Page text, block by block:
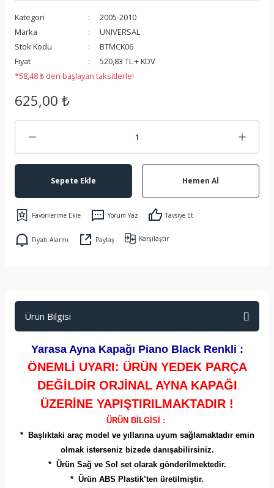
Kategori
2005-2010
Marka
UNIVERSAL
Stok Kodu
BTMCK06
Fiyat
520,83 TL + KDV
*58,48 ₺ den başlayan taksitlerle!
625,00 ₺
Sepete Ekle Hemen Al
Yorum Yaz Tavsiye Et
Fiyatı Alarmı Paylaş Karşılaştır
Ürün Bilgisi
Yarasa Ayna Kapağı Piano Black Renkli :
ÖNEMLİ UYARI: ÜRÜN YEDEK PARÇA
DEĞİLDİR ORJİNAL AYNA KAPAĞI
ÜZERİNE YAPIŞTIRILMAKTADIR !
ÜRÜN BİLGİSİ :
* Başlıktaki araç model ve yıllarına uyum sağlamaktadır emin
olmak isterseniz bizede danışabilirsiniz.
* Ürün Sağ ve Sol set olarak gönderilmektedir.
* Ürün ABS Plastik’ten üretilmiştir.